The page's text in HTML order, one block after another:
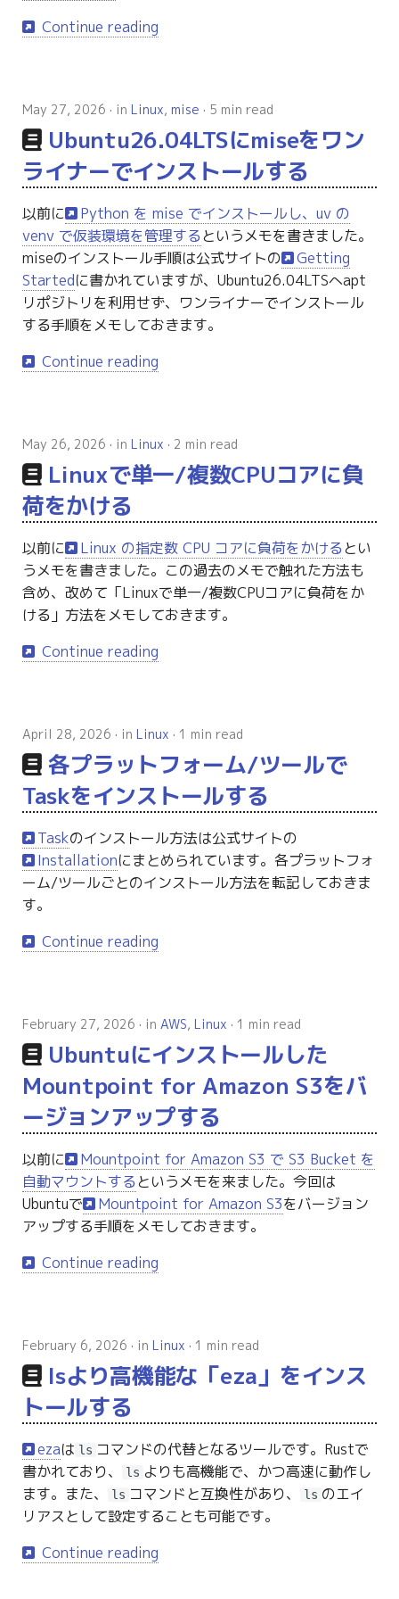
Continue reading
May 27, 2026 in Linux, mise 5 min read
Ubuntu26.04LTSにmiseをワン
ライナーでインストールする
以前に
Python を mise でインストールし、uv の
venv で仮装環境を管理するというメモを書きました。
miseのインストール手順は公式サイトの
Getting
Startedに書かれていますが、Ubuntu26.04LTSへapt
リポジトリを利用せず、ワンライナーでインストール
する手順をメモしておきます。
Continue reading
May 26, 2026 in Linux 2 min read
Linuxで単一/複数CPUコアに負
荷をかける
以前に Linux の指定数 CPU コアに負荷をかけるとい
うメモを書きました。この過去のメモで触れた方法も
含め、改めて「Linuxで単一/複数CPUコアに負荷をか
ける」方法をメモしておきます。
Continue reading
April 28, 2026 in Linux 1 min read
各プラットフォーム/ツールで
Taskをインストールする
Taskのインストール方法は公式サイトの
Installationにまとめられています。各プラットフォ
ーム/ツールごとのインストール方法を転記しておきま
す。
Continue reading
February 27, 2026 in AWS, Linux 1 min read
Ubuntuにインストールした
Mountpoint for Amazon S3をバ
ージョンアップする
以前に
Mountpoint for Amazon S3 で S3 Bucket を
自動マウントするというメモを来ました。今回は
Ubuntuで
Mountpoint for Amazon S3をバージョン
アップする手順をメモしておきます。
Continue reading
February 6, 2026 in Linux 1 min read
lsより高機能な「eza」をインス
トールする
ezaは ls コマンドの代替となるツールです。Rustで
書かれており、
ls よりも高機能で、かつ高速に動作し
ます。また、
ls コマンドと互換性があり、 ls のエイ
リアスとして設定することも可能です。
Continue reading